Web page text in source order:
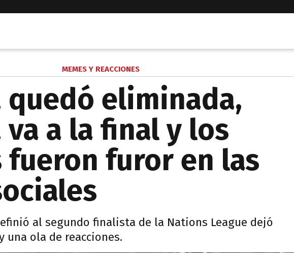
MEMES Y REACCIONES
quedó eliminada,
va a la final y los
fueron furor en las
al segundo finalista de la Nations League dejó
una ola de reacciones.